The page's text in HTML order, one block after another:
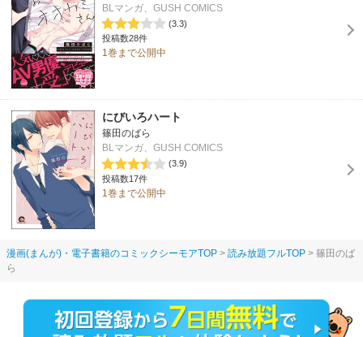
BLマンガ、GUSH COMICS
(3.3)
投稿数28件
1巻まで公開中
にびいろハート
篠田のばら
BLマンガ、GUSH COMICS
(3.9)
投稿数17件
1巻まで公開中
漫画(まんが)・電子書籍のコミックシーモアTOP 読み放題フルTOP
篠田のば
ら